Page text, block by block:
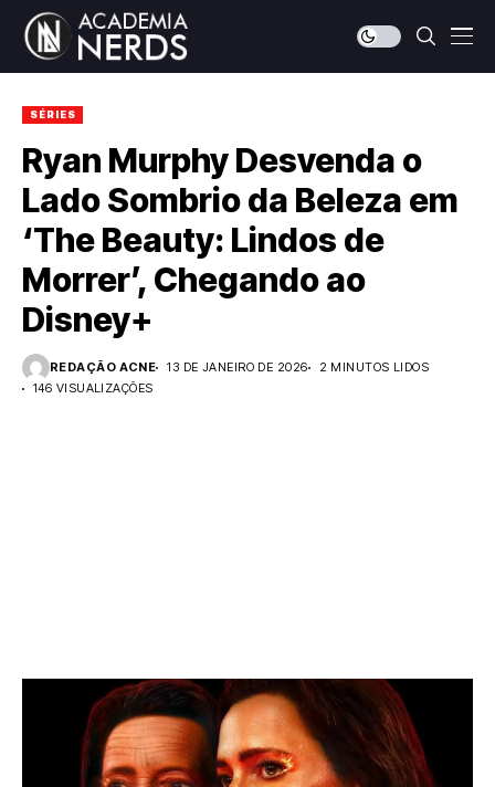
SÉRIES
Ryan Murphy Desvenda o
Lado Sombrio da Beleza em
‘The Beauty: Lindos de
Morrer’, Chegando ao
Disney+
REDAÇÃO ACNE 13 DE JANEIRO DE 2026
2 MINUTOS LIDOS
146 VISUALIZAÇÕES